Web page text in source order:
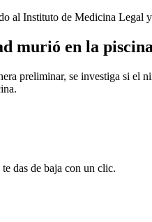
al Instituto de Medicina Legal
murió en la
preliminar, se investiga si el
das de baja con un clic.